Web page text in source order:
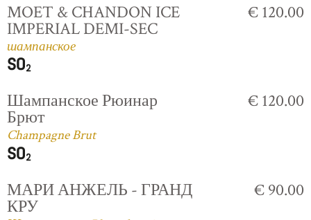
MOET & CHANDON ICE
IMPERIAL DEMI-SEC
шампанское
€ 120.00
Шампанское Рюинар
Брют
Champagne Brut
€ 120.00
МАРИ АНЖЕЛЬ - ГРАНД
КРУ
€ 90.00